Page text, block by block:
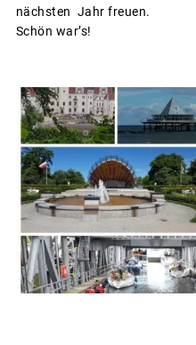
nächsten Jahr freuen.
Schön war’s!